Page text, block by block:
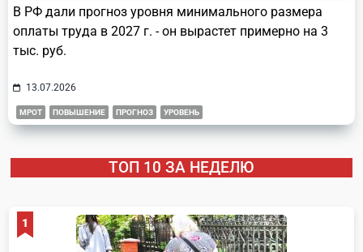
В РФ дали прогноз уровня минимального размера
оплаты труда в 2027 г. - он вырастет примерно на 3
тыс. руб.
13.07.2026
МРОТ ПОВЫШЕНИЕ ПРОГНОЗ УРОВЕНЬ
ТОП 10 ЗА НЕДЕЛЮ